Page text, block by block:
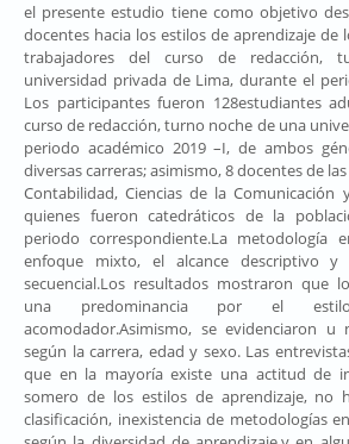
el presente estudio tiene como objetivo
docentes hacia los estilos de aprendizaje de
trabajadores del curso de redacción,
universidad privada de Lima, durante el
Los participantes fueron 128estudiantes
curso de redacción, turno noche de una
periodo académico 2019 –I, de ambos
diversas carreras; asimismo, 8 docentes de
Contabilidad, Ciencias de la Comunicación
quienes fueron catedráticos de la
periodo correspondiente.La metodología
enfoque mixto, el alcance descriptivo y
secuencial.Los resultados mostraron que
una predominancia por el
acomodador.Asimismo, se evidenciaron u
según la carrera, edad y sexo. Las
que en la mayoría existe una actitud de
somero de los estilos de aprendizaje, no
clasificación, inexistencia de metodologías